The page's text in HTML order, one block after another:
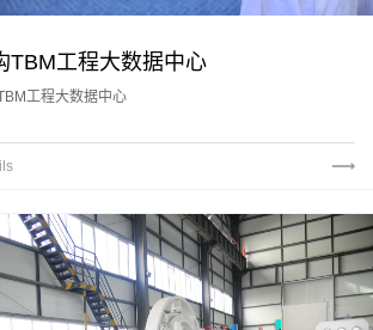
TBM工程大数据中心
工程大数据中心